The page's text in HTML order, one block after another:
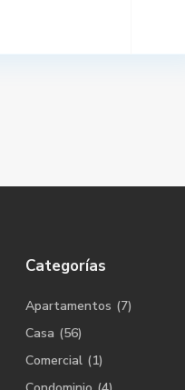
Categorías
Apartamentos (7)
Casa (56)
Comercial (1)